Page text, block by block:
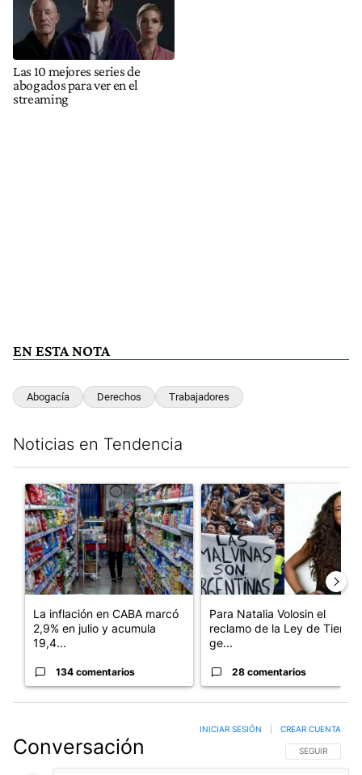
Las 10 mejores series de
abogados para ver en el
streaming
EN ESTA NOTA
Abogacía Derechos Trabajadores
Noticias en Tendencia
Un artículo de tendencia con el título "La inflación en CABA
La inflación en CABA marcó
2,9% en julio y acumula
19,4...
134 comentarios
Un artículo de tendencia con
Para Natalia Volosin el
reclamo de la Ley de Tierras
ge...
28 comentarios
Conversación SIGA ESTA
SEGUIR
INICIAR SESIÓN CREAR CUENTA